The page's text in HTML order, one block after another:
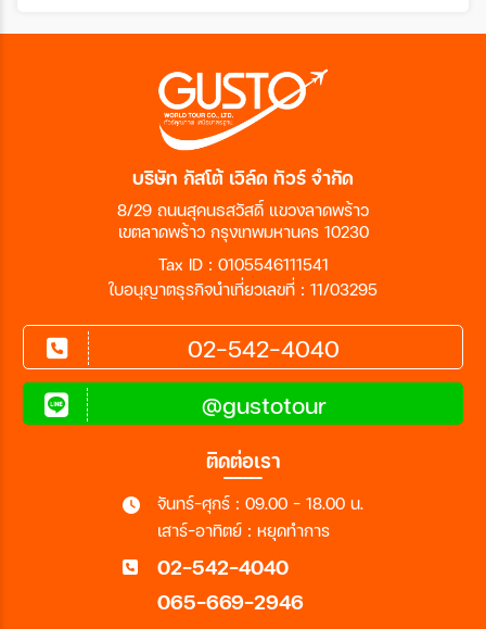
บริษัท กัสโต้ เวิล์ด ทัวร์ จำกัด
8/29 ถนนสุคนธสวัสดิ์ แขวงลาดพร้าว
เขตลาดพร้าว กรุงเทพมหานคร 10230
Tax ID : 0105546111541
ใบอนุญาตธุรกิจนำเที่ยวเลขที่ : 11/03295
02-542-4040
@gustotour
ติดต่อเรา
จันทร์-ศุกร์ : 09.00 - 18.00 น.
เสาร์-อาทิตย์ : หยุดทำการ
02-542-4040
065-669-2946